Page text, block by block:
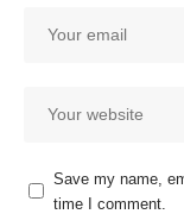
Save my name,
time I comment.